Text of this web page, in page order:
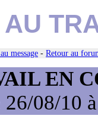
message - Retour au
EN
08/10